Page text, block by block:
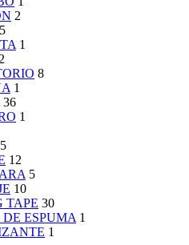
2
1
2
8
1
36
1
12
5
10
TAPE 30
ESPUMA 1
1